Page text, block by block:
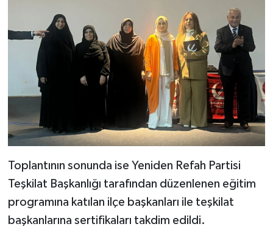
Toplantının sonunda ise Yeniden Refah Partisi
Teşkilat Başkanlığı tarafından düzenlenen eğitim
programına katılan ilçe başkanları ile teşkilat
başkanlarına sertifikaları takdim edildi.